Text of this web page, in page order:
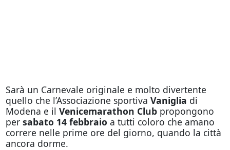
Sarà un Carnevale originale e molto divertente
quello che l’Associazione sportiva Vaniglia di
Modena e il Venicemarathon Clubpropongono
per sabato 14 febbraio a tutti coloro che amano
correre nelle prime ore del giorno, quando la città
ancora dorme.